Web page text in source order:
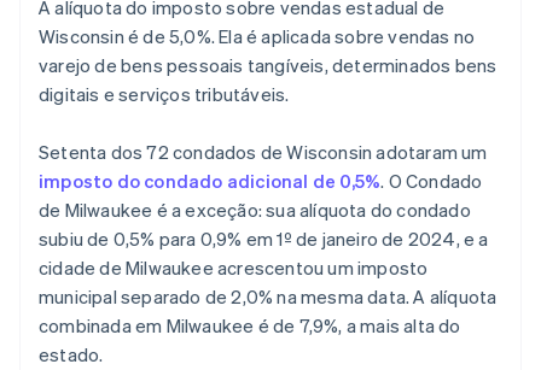
A alíquota do imposto sobre vendas estadual de
Wisconsin é de 5,0%. Ela é aplicada sobre vendas no
varejo de bens pessoais tangíveis, determinados bens
digitais e serviços tributáveis.
Setenta dos 72 condados de Wisconsin adotaram um
imposto do condado adicional de 0,5%. O Condado
de Milwaukee é a exceção: sua alíquota do condado
subiu de 0,5% para 0,9% em 1º de janeiro de 2024, e a
cidade de Milwaukee acrescentou um imposto
municipal separado de 2,0% na mesma data. A alíquota
combinada em Milwaukee é de 7,9%, a mais alta do
estado.